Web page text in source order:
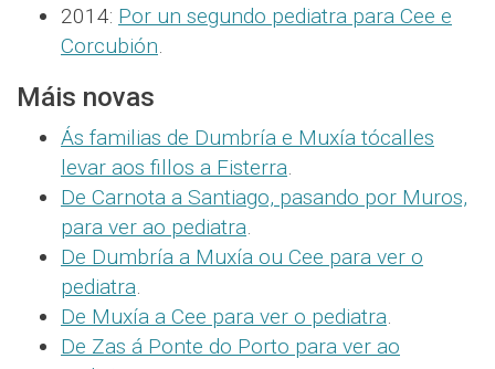
2014: Por un segundo pediatra para Cee e
Corcubión
Máis novas
Ás familias de Dumbría e Muxía tócalles
levar aos fillos a Fisterra
De Carnota a Santiago, pasando por Muros,
para ver ao pediatra
De Dumbría a Muxía ou Cee para ver o
pediatra
De Muxía a Cee para ver o pediatra
De Zas á Ponte do Porto para ver ao